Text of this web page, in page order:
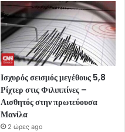
Ισχυρός σεισμός μεγέθους 5,8
Ρίχτερ στις Φιλιππίνες –
Αισθητός στην πρωτεύουσα
Μανίλα
2 ώρες ago